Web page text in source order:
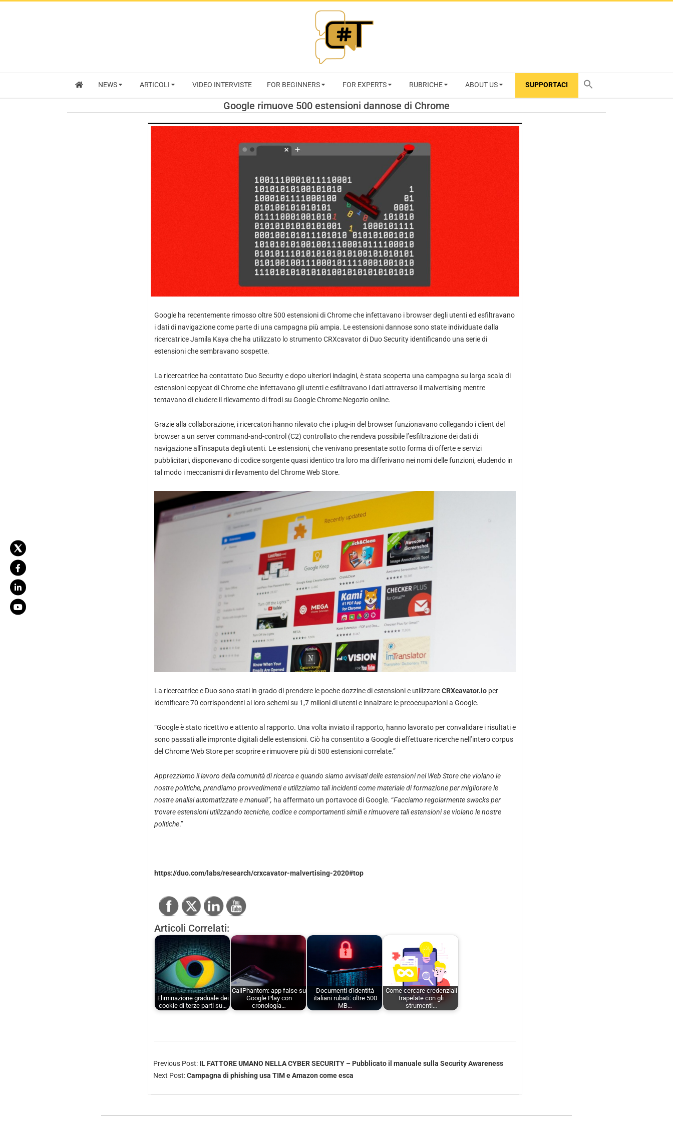
RIVISTA
CYBERSECURITY
TRENDS
NEWS ARTICOLI VIDEO INTERVISTE FOR BEGINNERS FOR EXPERTS RUBRICHE ABOUT US SUPPORTACI
Google rimuove 500 estensioni dannose di Chrome
Google ha recentemente rimosso oltre 500 estensioni di Chrome che infettavano i browser degli utenti ed esfiltravano
i dati di navigazione come parte di una campagna più ampia. Le estensioni dannose sono state individuate dalla
ricercatrice Jamila Kaya che ha utilizzato lo strumento CRXcavator di Duo Security identificando una serie di
estensioni che sembravano sospette.
La ricercatrice ha contattato Duo Security e dopo ulteriori indagini, è stata scoperta una campagna su larga scala di
estensioni copycat di Chrome che infettavano gli utenti e esfiltravano i dati attraverso il malvertising mentre
tentavano di eludere il rilevamento di frodi su Google Chrome Negozio online.
Grazie alla collaborazione, i ricercatori hanno rilevato che i plug-in del browser funzionavano collegando i client del
browser a un server command-and-control (C2) controllato che rendeva possibile l’esfiltrazione dei dati di
navigazione all’insaputa degli utenti. Le estensioni, che venivano presentate sotto forma di offerte e servizi
pubblicitari, disponevano di codice sorgente quasi identico tra loro ma differivano nei nomi delle funzioni, eludendo in
tal modo i meccanismi di rilevamento del Chrome Web Store.
La ricercatrice e Duo sono stati in grado di prendere le poche dozzine di estensioni e utilizzareCRXcavator.ioper
identificare 70 corrispondenti ai loro schemi su 1,7 milioni di utenti e innalzare le preoccupazioni a Google.
“Google è stato ricettivo e attento al rapporto. Una volta inviato il rapporto, hanno lavorato per convalidare i risultati e
sono passati alle impronte digitali delle estensioni. Ciò ha consentito a Google di effettuare ricerche nell’intero corpus
del Chrome Web Store per scoprire e rimuovere più di 500 estensioni correlate.”
Apprezziamo il lavoro della comunità di ricerca e quando siamo avvisati delle estensioni nel Web Store che violano le
nostre politiche, prendiamo provvedimenti e utilizziamo tali incidenti come materiale di formazione per migliorare le
nostre analisi automatizzate e manuali”, ha affermato un portavoce di Google. “Facciamo regolarmente swacks per
trovare estensioni utilizzando tecniche, codice e comportamenti simili e rimuovere tali estensioni se violano le nostre
politiche.”
https://duo.com/labs/research/crxcavator-malvertising-2020#top
Articoli Correlati:
Eliminazione graduale dei
cookie di terze parti su…
CallPhantom: app false su
Google Play con
cronologia…
Documenti d'identità
italiani rubati: oltre 500
MB…
Come cercare credenziali
trapelate con gli
strumenti…
Previous Post: IL FATTORE UMANO NELLA CYBER SECURITY – Pubblicato il manuale sulla Security Awareness
Next Post:Campagna di phishing usa TIM e Amazon come esca